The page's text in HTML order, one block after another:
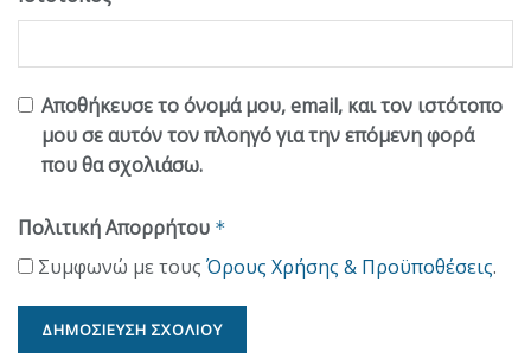
Αποθήκευσε το όνομά μου, email, και τον ιστότοπο
μου σε αυτόν τον πλοηγό για την επόμενη φορά
που θα σχολιάσω.
Πολιτική Απορρήτου *
Συμφωνώ με τους Όρους Χρήσης & Προϋποθέσεις.